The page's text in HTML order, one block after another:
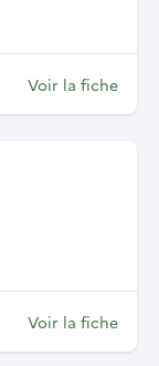
Voir la fiche
Voir la fiche